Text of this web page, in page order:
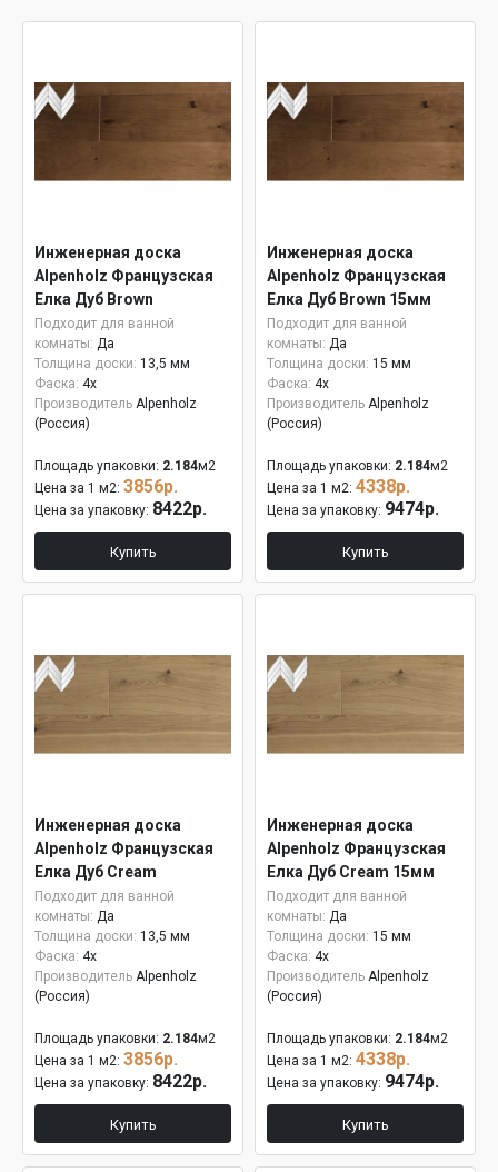
Инженерная доска
Alpenholz Французская
Елка Дуб Brown
Подходит для ванной
комнаты: Да
Толщина доски: 13,5 мм
Фаска: 4x
Производитель Alpenholz
(Россия)
Площадь упаковки: 2.184м2
Цена за 1 м2: 3856р.
Цена за упаковку: 8422р.
Купить
Инженерная доска
Alpenholz Французская
Елка Дуб Brown 15мм
Подходит для ванной
комнаты: Да
Толщина доски: 15 мм
Фаска: 4x
Производитель Alpenholz
(Россия)
Площадь упаковки: 2.184м2
Цена за 1 м2: 4338р.
Цена за упаковку: 9474р.
Купить
Инженерная доска
Alpenholz Французская
Елка Дуб Cream
Подходит для ванной
комнаты: Да
Толщина доски: 13,5 мм
Фаска: 4x
Производитель Alpenholz
(Россия)
Площадь упаковки: 2.184м2
Цена за 1 м2: 3856р.
Цена за упаковку: 8422р.
Купить
Инженерная доска
Alpenholz Французская
Елка Дуб Cream 15мм
Подходит для ванной
комнаты: Да
Толщина доски: 15 мм
Фаска: 4x
Производитель Alpenholz
(Россия)
Площадь упаковки: 2.184м2
Цена за 1 м2: 4338р.
Цена за упаковку: 9474р.
Купить